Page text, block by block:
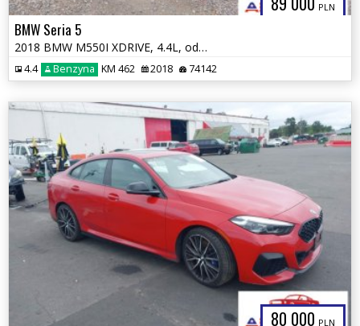
PLN
BMW Seria 5
2018 BMW M550I XDRIVE, 4.4L, od ubezpieczalni
4.4 Benzyna KM 462 2018 74142
80 000 PLN